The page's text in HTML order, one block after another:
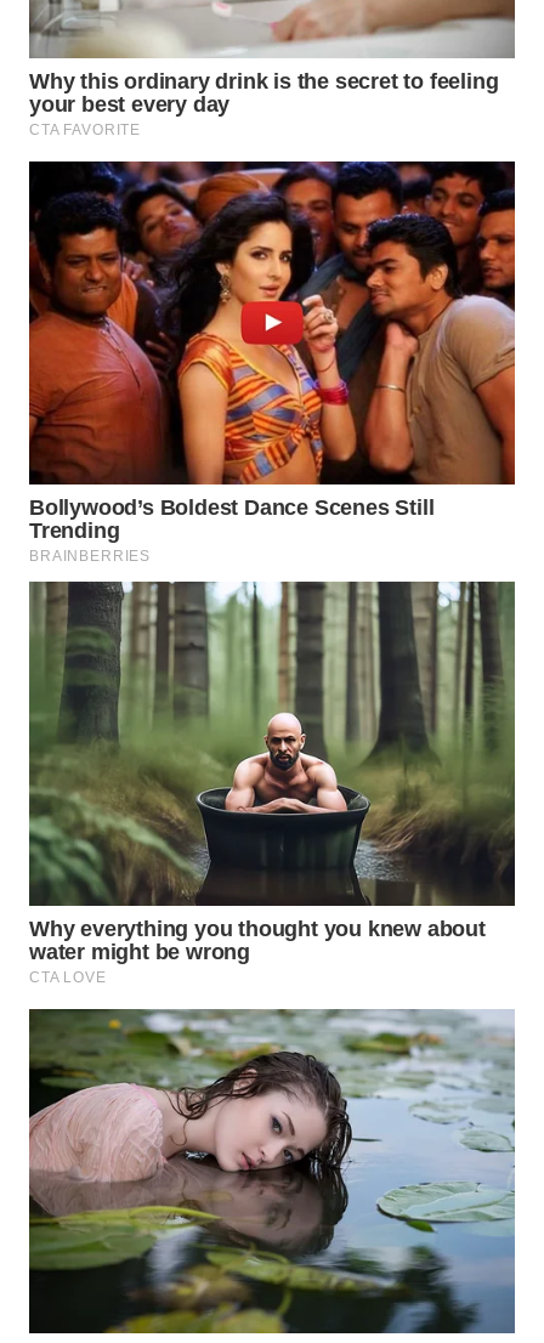
WN
SIMALUNGUN
LABUHANBATU
WN
TAPANULI
TENGAH
WN DELI
SERDANG
WN
TEBING
TINGGI
WN
PAKPAK
WN
KARAWANG
WN
BEKASI
WN
BOGOR
WN
DEPOK
WN
TAPANULI
UTARA
WN
SAMOSIR
WN
PADANG
LAWAS
WN